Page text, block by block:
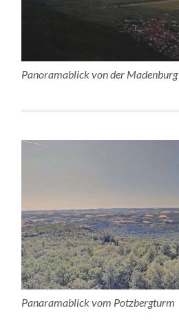
Panoramablick von der Madenburg
Panaramablick vom Potzbergturm